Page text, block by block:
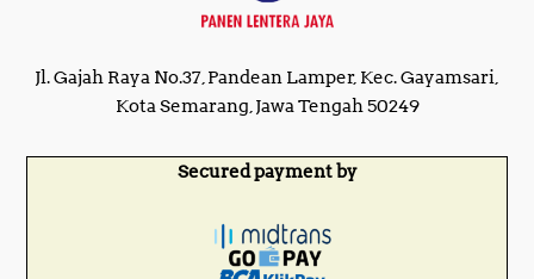
Jl. Gajah Raya No.37, Pandean Lamper, Kec. Gayamsari,
Kota Semarang, Jawa Tengah 50249
Secured payment by